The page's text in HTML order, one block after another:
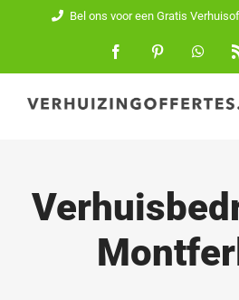
inhoud
Bel ons voor een Gratis
FacebookPinterest